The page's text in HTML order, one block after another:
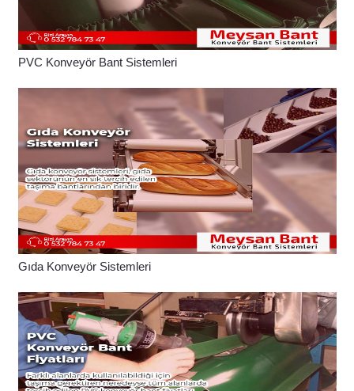
PVC Konveyör Bant Sistemleri
Gıda Konveyör Sistemleri